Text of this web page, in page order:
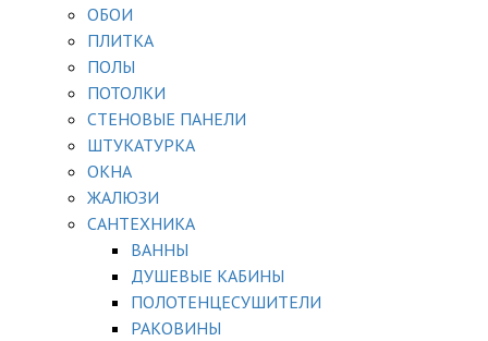
ОБОИ
ПЛИТКА
ПОЛЫ
ПОТОЛКИ
СТЕНОВЫЕ ПАНЕЛИ
ШТУКАТУРКА
ОКНА
ЖАЛЮЗИ
САНТЕХНИКА
ВАННЫ
ДУШЕВЫЕ КАБИНЫ
ПОЛОТЕНЦЕСУШИТЕЛИ
РАКОВИНЫ